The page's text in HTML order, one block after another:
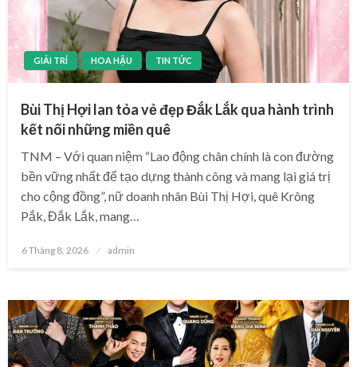
GIẢI TRÍ HOA HẬU TIN TỨC
Bùi Thị Hợi lan tỏa vẻ đẹp Đắk Lắk qua hành trình
kết nối những miền quê
TNM – Với quan niệm “Lao động chân chính là con đường
bền vững nhất để tạo dựng thành công và mang lại giá trị
cho cộng đồng”, nữ doanh nhân Bùi Thị Hợi, quê Krông
Pắk, Đắk Lắk, mang…
Posted
6 Tháng 8, 2026 admin